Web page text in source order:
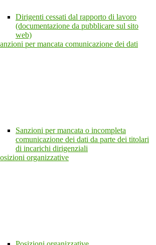
Dirigenti cessati dal rapporto di lavoro
(documentazione da pubblicare sul sito
web)
per mancata comunicazione dei dati
Sanzioni per mancata o incompleta
comunicazione dei dati da parte dei titolari
di incarichi dirigenziali
organizzative